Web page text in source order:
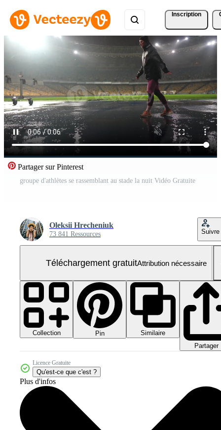
Inscription
Partager sur Pinterest
groupe d'athlètes se rassemblant au stade la nuit Vidéo Gratuite
Oleksii Hrecheniuk
73 841 Ressources Suivre
Téléchargement gratuitAttribution nécessaire
Collection Pin
Similaire
Partager
Licence Gratuite
Qu'est-ce que c'est ?
Plus d'infos